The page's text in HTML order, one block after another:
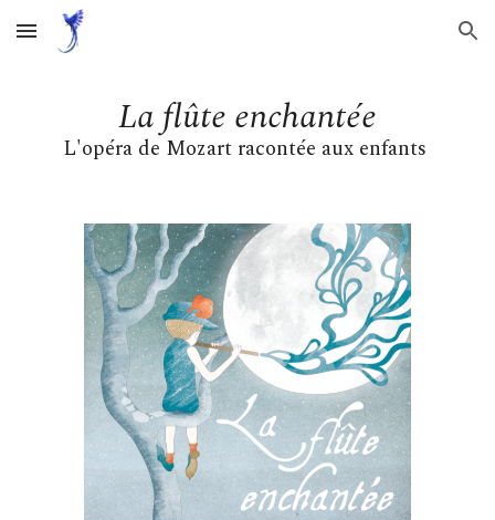
Skip to main content Skip to navigation
La flûte enchantée
L'opéra de Mozart racontée aux enfants